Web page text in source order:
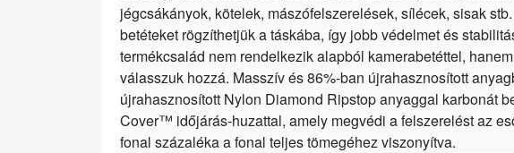
jégcsákányok, kötelek, mászófelszerelések, sílécek, sisak
betéteket rögzíthetjük a táskába, így jobb védelmet és
termékcsalád nem rendelkezik alapból kamerabetéttel,
válasszuk hozzá. Masszív és 86%-ban újrahasznosított
újrahasznosított Nylon Diamond Ripstop anyaggal karbonát
Cover™ időjárás-huzattal, amely megvédi a felszerelést az
fonal százaléka a fonal teljes tömegéhez viszonyítva.